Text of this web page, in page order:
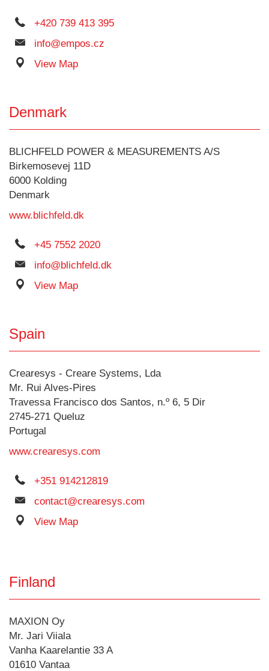
+420 739 413 395
info@empos.cz
View Map
Denmark
BLICHFELD POWER & MEASUREMENTS A/S
Birkemosevej 11D
6000 Kolding
Denmark
www.blichfeld.dk
+45 7552 2020
info@blichfeld.dk
View Map
Spain
Crearesys - Creare Systems, Lda
Mr. Rui Alves-Pires
Travessa Francisco dos Santos, n.º 6, 5 Dir
2745-271 Queluz
Portugal
www.crearesys.com
+351 914212819
contact@crearesys.com
View Map
Finland
MAXION Oy
Mr. Jari Viiala
Vanha Kaarelantie 33 A
01610 Vantaa